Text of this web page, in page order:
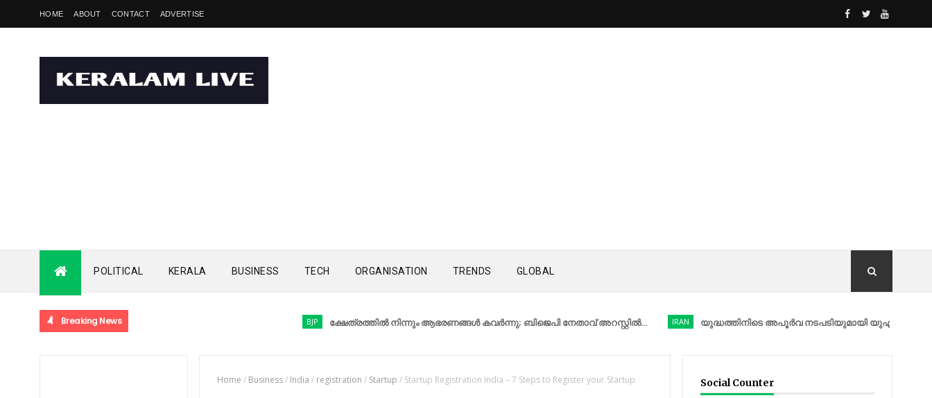
HOME ABOUT CONTACT ADVERTISE
POLITICAL KERALA BUSINESS TECH ORGANISATION TRENDS GLOBAL
Breaking News ക്ഷേത്രത്തിൽ നിന്നും ആഭരണങ്ങൾ കവർന്നു; ബിജെപി നേതാവ് അറസ്റ്റിൽ... IRAN യുദ്ധത്തിനിടെ അപൂർവ നടപടിയുമായി യുഎസ്, കരസേന
Home / Business/ India / registration / Startup / Startup Registration India – 7 Steps to Register your Startup Social Counter